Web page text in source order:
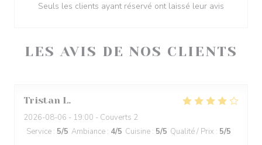
LES AVIS DE NOS CLIENTS
Tristan L
2026-08-06 - 19:00 - Couverts 2
Service : 5/5 Ambiance : 4/5 Cuisine : 5/5 Qualité / Prix : 5/5
Seuls les clients ayant réservé ont laissé leur avis